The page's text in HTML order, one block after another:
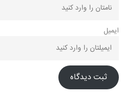
ایمیل
ثبت دیدگاه